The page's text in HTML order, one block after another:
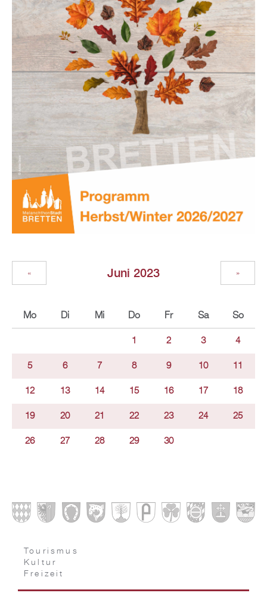
Juni 2023
« »
Mo Di Mi Do Fr Sa So
1 2 3 4
5 6 7 8 9 10 11
12 13 14 15 16 17 18
19 20 21 22 23 24 25
26 27 28 29 30
Tourismus
Kultur
Freizeit